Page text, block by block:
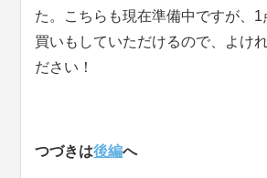
た。こちらも現在準備中ですが、
買いもしていただけるので、よけ
ださい！
つづきは後編へ